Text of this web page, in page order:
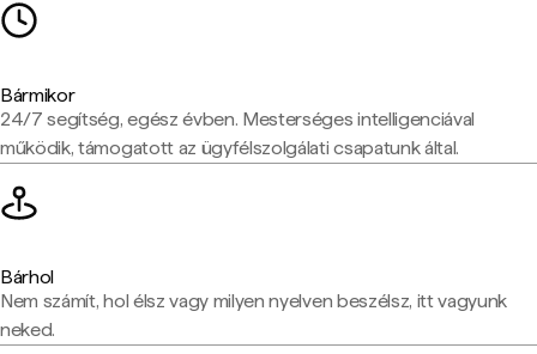
Bármikor
24/7 segítség, egész évben. Mesterséges intelligenciával
működik, támogatott az ügyfélszolgálati csapatunk által.
Bárhol
Nem számít, hol élsz vagy milyen nyelven beszélsz, itt vagyunk
neked.